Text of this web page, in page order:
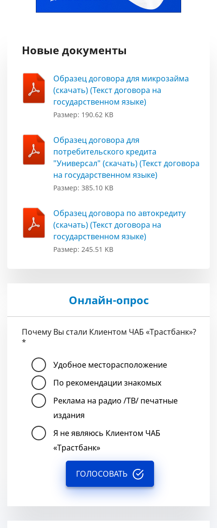
Новые документы
Образец договора для микрозайма
(скачать) (Текст договора на
государственном языке)
Размер: 190.62 KB
Образец договора для
потребительского кредита
"Универсал" (скачать) (Текст договора
на государственном языке)
Размер: 385.10 KB
Образец договора по автокредиту
(скачать) (Текст договора на
государственном языке)
Размер: 245.51 KB
Онлайн-опрос
Почему Вы стали Клиентом ЧАБ «Трастбанк»?
*
Удобное месторасположение
По рекомендации знакомых
Реклама на радио /ТВ/ печатные
издания
Я не являюсь Клиентом ЧАБ
«Трастбанк»
ГОЛОСОВАТЬ